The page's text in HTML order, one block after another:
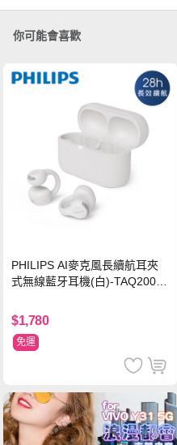
你可能會喜歡
PHILIPS AI麥克風長續航耳夾
式無線藍牙耳機(白)-TAQ2000
$1,780
免運